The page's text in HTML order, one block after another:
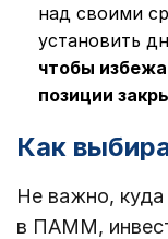
над своими
установить
чтобы
позиции
Как
Не важно, куда
в ПАММ,